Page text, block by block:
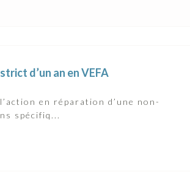
d’un an en VEFA
en réparation d’une non-
spécifiq...